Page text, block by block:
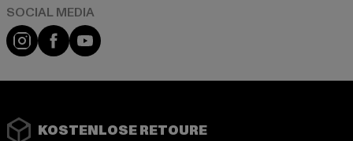
Instagram
FacebookYouTube
KOSTENLOSE RETOURE